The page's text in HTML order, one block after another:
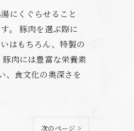
にくぐらせること
。 豚肉を選ぶ際に
はもちろん、特製の
肉には豊富な栄養素
、食文化の奥深さを
次のページ >